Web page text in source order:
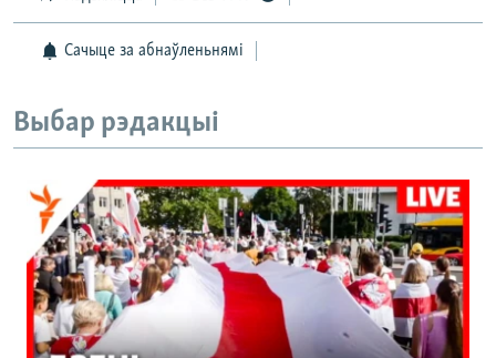
Сачыце за абнаўленьнямі
Выбар рэдакцыі